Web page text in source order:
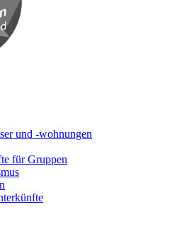
und -wohnungen
für Gruppen